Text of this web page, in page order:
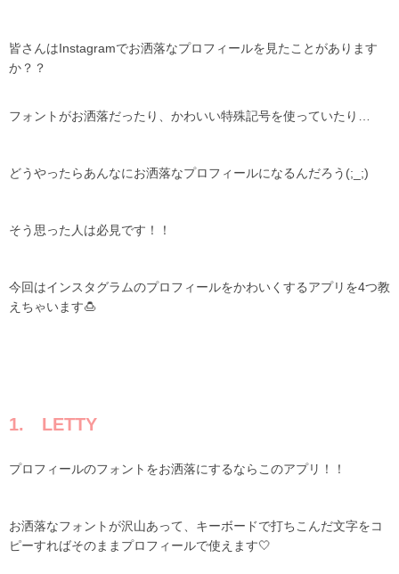
皆さんはInstagramでお洒落なプロフィールを見たことがあります
か？？
フォントがお洒落だったり、かわいい特殊記号を使っていたり…
どうやったらあんなにお洒落なプロフィールになる んだろう (;_;)
そう思った人は必見です！！
今回はインスタグラムのプロフィールをかわいくするアプリを4つ教
えちゃいます🍮
1. LETTY
プロフィールのフォントをお洒落にするならこのアプリ！！
お洒落なフォントが沢山あって、キーボードで打ちこんだ文字をコ
ピーすればそのままプロフィールで使えます🤍